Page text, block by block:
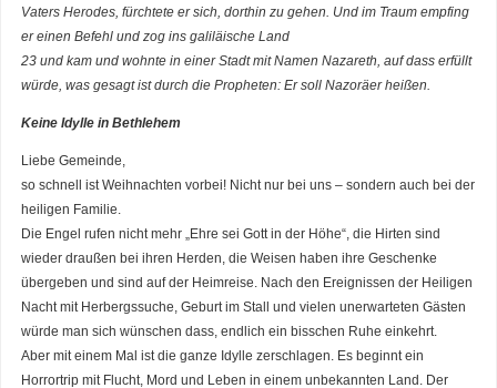
Vaters Herodes, fürchtete er sich, dorthin zu gehen. Und im Traum empfing
er einen Befehl und zog ins galiläische Land
23 und kam und wohnte in einer Stadt mit Namen Nazareth, auf dass erfüllt
würde, was gesagt ist durch die Propheten: Er soll Nazoräer heißen.
Keine Idylle in Bethlehem
Liebe Gemeinde,
so schnell ist Weihnachten vorbei! Nicht nur bei uns – sondern auch bei der
heiligen Familie.
Die Engel rufen nicht mehr „Ehre sei Gott in der Höhe“, die Hirten sind
wieder draußen bei ihren Herden, die Weisen haben ihre Geschenke
übergeben und sind auf der Heimreise. Nach den Ereignissen der Heiligen
Nacht mit Herbergssuche, Geburt im Stall und vielen unerwarteten Gästen
würde man sich wünschen dass, endlich ein bisschen Ruhe einkehrt.
Aber mit einem Mal ist die ganze Idylle zerschlagen. Es beginnt ein
Horrortrip mit Flucht, Mord und Leben in einem unbekannten Land. Der